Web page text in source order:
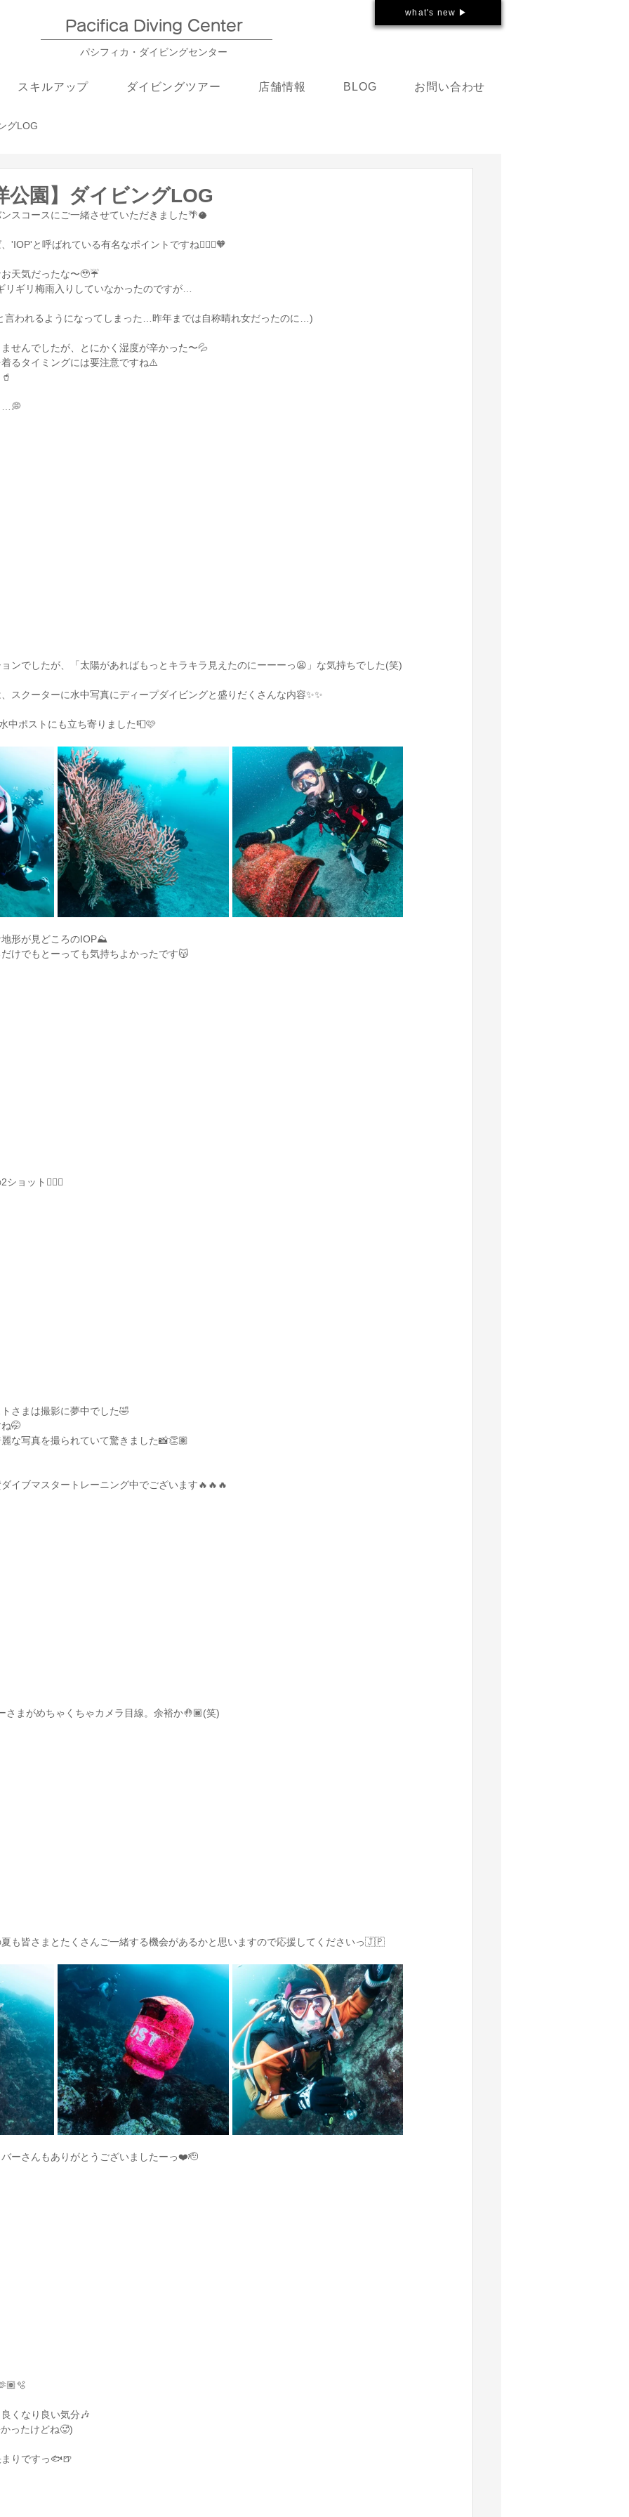
Pacifica Diving Center​
パシフィカ・ダイビングセンター
what's new ▶
スキルアップ ダイビングツアー 店舗情報 BLOG お問い合わせ
グLOG
公園】ダイビングLOG
ンスコースにご一緒させていただきました🌴🥥
'IOP'と呼ばれている有名なポイントですね💁🏽‍♀️🧡
天気だったな〜🥹☔️
リギリ梅雨入りしていなかったのですが…
言われるようになってしまった…昨年までは自称晴れ女だったのに…)
せんでしたが、とにかく湿度が辛かった〜💦
るタイミングには要注意ですね⚠️
…💭
ンでしたが、「太陽があればもっとキラキラ見えたのにーーーっ😫」な気持ちでした(笑)
スクーターに水中写真にディープダイビングと盛りだくさんな内容✨✨
中ポストにも立ち寄りました📮🩷
形が見どころのIOP⛰️
けでもとーっても気持ちよかったです😽
ョット✊🏽💨
さまは撮影に夢中でした🤣
🤭
な写真を撮られていて驚きました📸👏🏽
イブマスタートレーニング中でございます🔥🔥🔥
さまがめちゃくちゃカメラ目線。余裕か🤚🏾(笑)
夏も皆さまとたくさんご一緒する機会があるかと思いますので応援してくださいっ🇯🇵
ーさんもありがとうございましたーっ❤️🫡
くなり良い気分🎶
ったけどね🥵)
りですっ🐟🍺